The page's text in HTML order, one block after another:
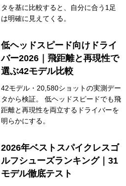
タを基に比較すると、自分に合う1足
は明確に見えてくる。
低ヘッドスピード向けドライ
バー2026｜飛距離と再現性で
選ぶ42モデル比較
42モデル・20,580ショットの実測デー
タから検証。 低ヘッドスピードでも飛
距離と再現性を両立するドライバーを
明らかにする。
2026年ベストスパイクレスゴ
ルフシューズランキング｜31
モデル徹底テスト